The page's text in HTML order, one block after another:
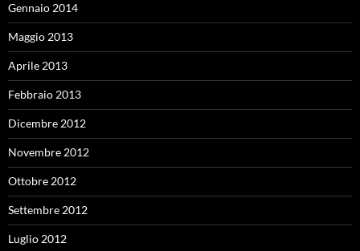
Gennaio 2014
Maggio 2013
Aprile 2013
Febbraio 2013
Dicembre 2012
Novembre 2012
Ottobre 2012
Settembre 2012
Luglio 2012